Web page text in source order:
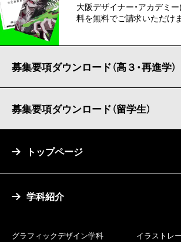
大阪デザイナー・アカデミ
料を無料でご請求いただけま
募集要項ダウンロード（高３・再進学）
募集要項ダウンロード（留学生）
トップページ
学科紹介
グラフィックデザイン学科
イラストレ